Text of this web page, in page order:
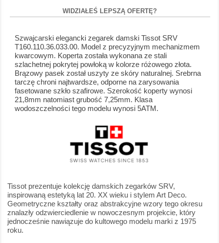
WIDZIAŁEŚ LEPSZĄ OFERTĘ?
Szwajcarski elegancki zegarek damski Tissot SRV
T160.110.36.033.00. Model z precyzyjnym mechanizmem
kwarcowym. Koperta została wykonana ze stali
szlachetnej pokrytej powłoką w kolorze różowego złota.
Brązowy pasek został uszyty ze skóry naturalnej. Srebrna
tarczę chroni najtwardsze, odporne na zarysowania
fasetowane szkło szafirowe. Szerokość koperty wynosi
21,8mm natomiast grubość 7,25mm. Klasa
wodoszczelności tego modelu wynosi 5ATM.
Tissot prezentuje kolekcję damskich zegarków SRV,
inspirowaną estetyką lat 20. XX wieku i stylem Art Deco.
Geometryczne kształty oraz abstrakcyjne wzory tego okresu
znalazły odzwierciedlenie w nowoczesnym projekcie, który
jednocześnie nawiązuje do kultowego modelu marki z 1975
roku.